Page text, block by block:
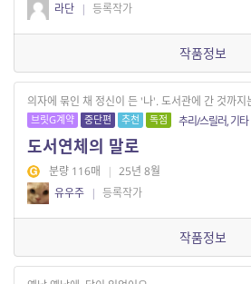
라단 | 등록작가
작품정보
의자에 묶인 채 정신이 든 '나'. 도서관에 간 것까지
브릿G계약 중단편 추천 독점 추리/스릴러, 기타
도서연체의 말로
분량 116매 | 25년 8월
유우주 | 등록작가
작품정보